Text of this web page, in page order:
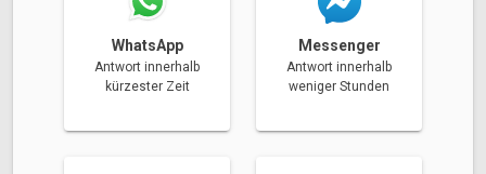
WhatsApp
Antwort innerhalb
kürzester Zeit
Messenger
Antwort innerhalb
weniger Stunden